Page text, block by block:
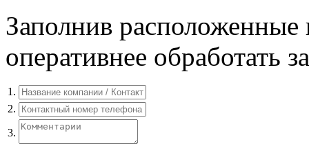
Заполнив
оперативнее обработать
1.
2.
3.